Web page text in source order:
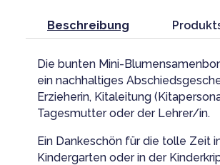
Beschreibung
Die bunten Mini-
ein nachhaltiges
Erzieherin, Kitaleitung
Tagesmutter oder der Lehrer/in.
Ein Dankeschön für die tolle Zeit
Kindergarten oder in der